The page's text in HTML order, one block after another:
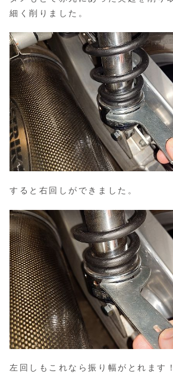
細く削りました。
すると右回しができました。
左回しもこれなら振り幅がとれます！